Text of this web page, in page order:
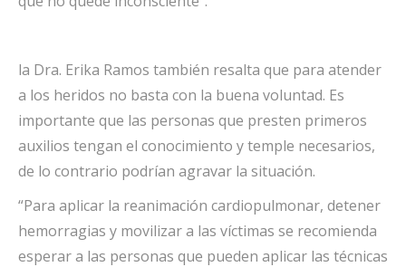
la Dra. Erika Ramos también resalta que para atender
a los heridos no basta con la buena voluntad. Es
importante que las personas que presten primeros
auxilios tengan el conocimiento y temple necesarios,
de lo contrario podrían agravar la situación.
“Para aplicar la reanimación cardiopulmonar, detener
hemorragias y movilizar a las víctimas se recomienda
esperar a las personas que pueden aplicar las técnicas